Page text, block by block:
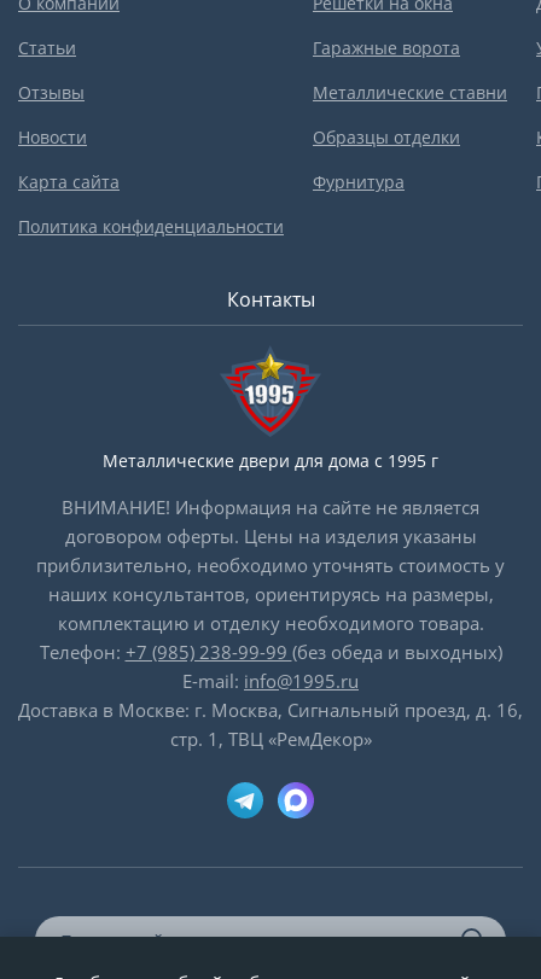
Статьи
Отзывы
Новости
Карта сайта
Политика конфиденциальности
Гаражные ворота
Металлические ставни
Образцы отделки
Фурнитура
Контакты
Металлические двери для дома с 1995 г
ВНИМАНИЕ! Информация на сайте не является
договором оферты. Цены на изделия указаны
приблизительно, необходимо уточнять стоимость у
наших консультантов, ориентируясь на размеры,
комплектацию и отделку необходимого товара.
Телефон: +7 (985) 238-99-99 (без обеда и выходных)
E-mail: info@1995.ru
Доставка в Москве: г. Москва, Сигнальный проезд, д. 16,
стр. 1, ТВЦ «РемДекор»